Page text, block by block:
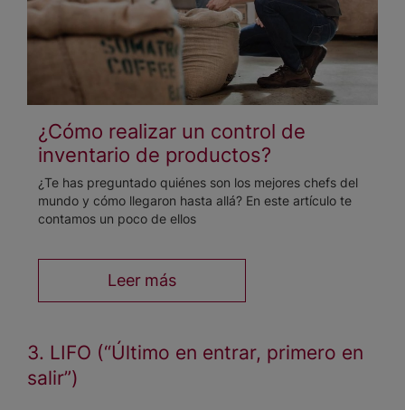
¿Cómo realizar un control de
inventario de productos?
¿Te has preguntado quiénes son los mejores chefs del
mundo y cómo llegaron hasta allá? En este artículo te
contamos un poco de ellos
Leer más
3. LIFO (“Último en entrar, primero en
salir”)